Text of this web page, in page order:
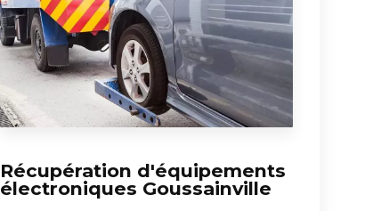
Récupération d'équipements
électroniques Goussainville